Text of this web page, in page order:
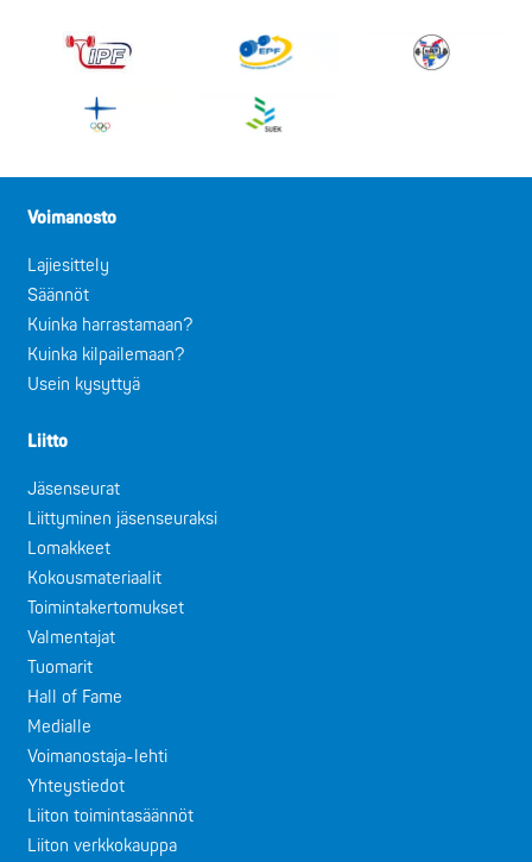
Voimanosto
Lajiesittely
Säännöt
Kuinka harrastamaan?
Kuinka kilpailemaan?
Usein kysyttyä
Liitto
Jäsenseurat
Liittyminen jäsenseuraksi
Lomakkeet
Kokousmateriaalit
Toimintakertomukset
Valmentajat
Tuomarit
Hall of Fame
Medialle
Voimanostaja-lehti
Yhteystiedot
Liiton toimintasäännöt
Liiton verkkokauppa